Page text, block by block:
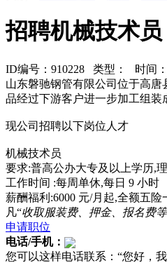
招聘机械技术员
ID编号：910228 类型： 时间
山东磐驰钢管有限公司位于高
品经过下游客户进一步加工组装
现公司招聘以下岗位人才
机械技术员
要求:普高公办大专及以上学历,
工作时间 :每周单休,每日 9 小时
薪酬福利:6000 元/月起,全额五
凡“收取服装费、押金、报名费
申请职位
电话/手机：
您可以这样电话联系：“您好，